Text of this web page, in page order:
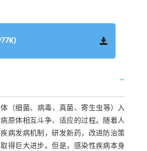
（细菌、病毒、真菌、寄生虫等）入
原体相互斗争、适应的过程。随着人
病发病机制，研发新药，改进防治策
得巨大进步。但是，感染性疾病本身